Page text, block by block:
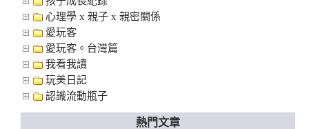
心理學 x 親子 x 親密關係
愛玩客
愛玩客。台灣篇
我看我讀
玩美日記
認識流動瓶子
熱門文章